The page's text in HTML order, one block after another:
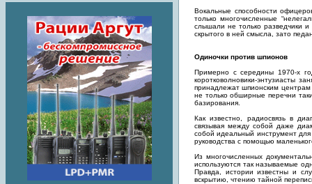
Вокальные способности
только многочисленные
слышали не только разведчики
скрытого в ней смысла, зато
Одиночки против шпионов
Примерно с середины 1970-х
коротковолновики-энтузиасты
принадлежат шпионским
не только обширные перечни
базирования.
Как известно, радиосвязь в
связывая между собой даже
собой идеальный инструмент
руководства с помощью
Из многочисленных
используются так называемые
Правда, истории известны и
вскрытию, чтению тайной